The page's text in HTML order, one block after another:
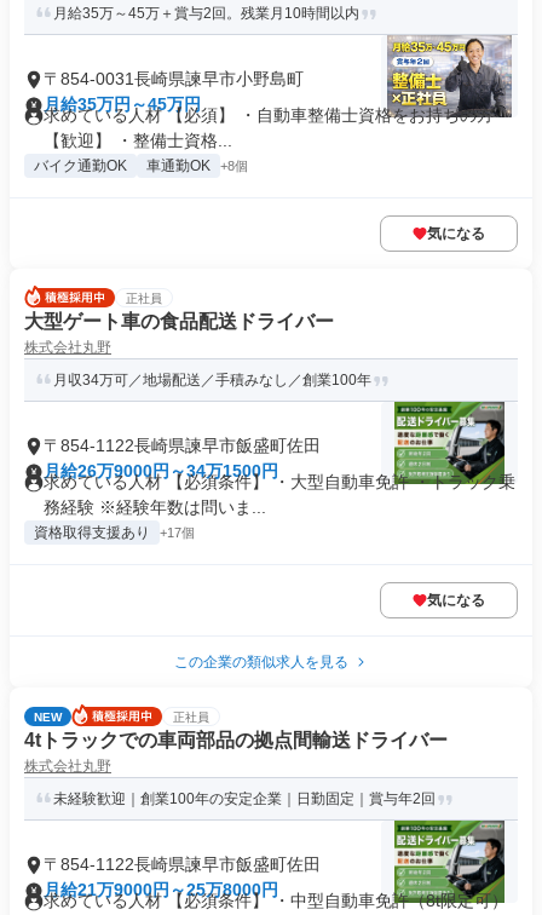
月給35万～45万＋賞与2回。残業月10時間以内
〒854-0031長崎県諫早市小野島町
月給35万円～45万円
求めている人材 【必須】 ・自動車整備士資格をお持ちの方
【歓迎】 ・整備士資格...
バイク通勤OK 車通勤OK +8個
気になる
正社員
大型ゲート車の食品配送ドライバー
株式会社丸野
月収34万可／地場配送／手積みなし／創業100年
〒854-1122長崎県諫早市飯盛町佐田
月給26万9000円～34万1500円
求めている人材 【必須条件】 ・大型自動車免許 ・トラック乗
務経験 ※経験年数は問いま...
資格取得支援あり +17個
気になる
この企業の類似求人を見る
NEW 正社員
4tトラックでの車両部品の拠点間輸送ドライバー
株式会社丸野
未経験歓迎｜創業100年の安定企業｜日勤固定｜賞与年2回
〒854-1122長崎県諫早市飯盛町佐田
月給21万9000円～25万8000円
求めている人材 【必須条件】 ・中型自動車免許（8t限定可）